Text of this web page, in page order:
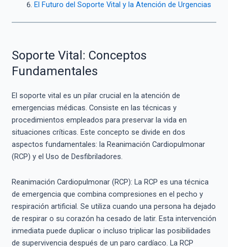
El Futuro del Soporte Vital y la Atención de Urgencias
Soporte Vital: Conceptos
Fundamentales
El soporte vital es un pilar crucial en la atención de
emergencias médicas. Consiste en las técnicas y
procedimientos empleados para preservar la vida en
situaciones críticas. Este concepto se divide en dos
aspectos fundamentales: la Reanimación Cardiopulmonar
(RCP) y el Uso de Desfibriladores.
Reanimación Cardiopulmonar (RCP): La RCP es una técnica
de emergencia que combina compresiones en el pecho y
respiración artificial. Se utiliza cuando una persona ha dejado
de respirar o su corazón ha cesado de latir. Esta intervención
inmediata puede duplicar o incluso triplicar las posibilidades
de supervivencia después de un paro cardíaco. La RCP